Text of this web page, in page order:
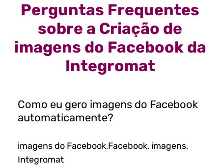
Perguntas Frequentes
sobre a Criação de
imagens do Facebook da
Integromat
Como eu gero imagens do Facebook
automaticamente?
imagens do Facebook,Facebook, imagens,
Integromat